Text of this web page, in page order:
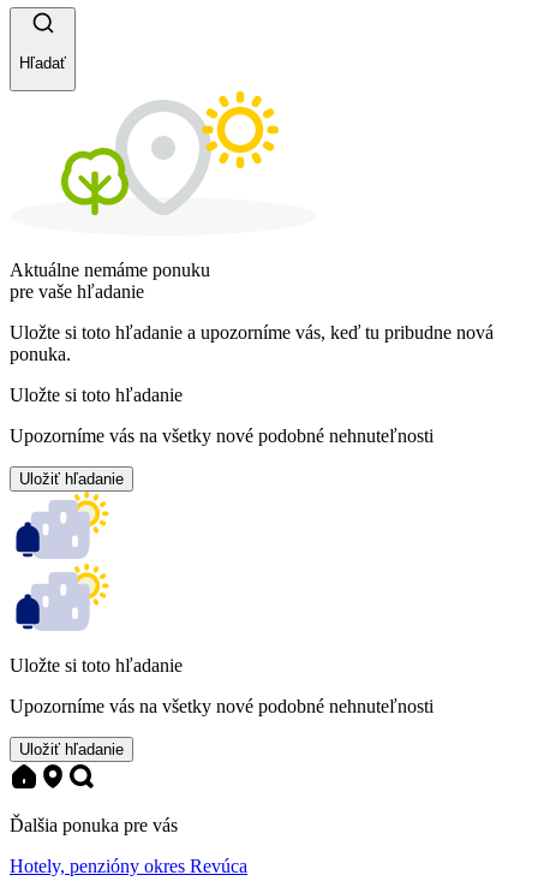
Hľadať
Aktuálne nemáme ponuku
pre vaše hľadanie
Uložte si toto hľadanie a upozorníme vás, keď tu pribudne nová
ponuka.
Uložte si toto hľadanie
Upozorníme vás na všetky nové podobné nehnuteľnosti
Uložiť hľadanie
Uložte si toto hľadanie
Upozorníme vás na všetky nové podobné nehnuteľnosti
Uložiť hľadanie
Ďalšia ponuka pre vás
Hotely, penzióny okres Revúca